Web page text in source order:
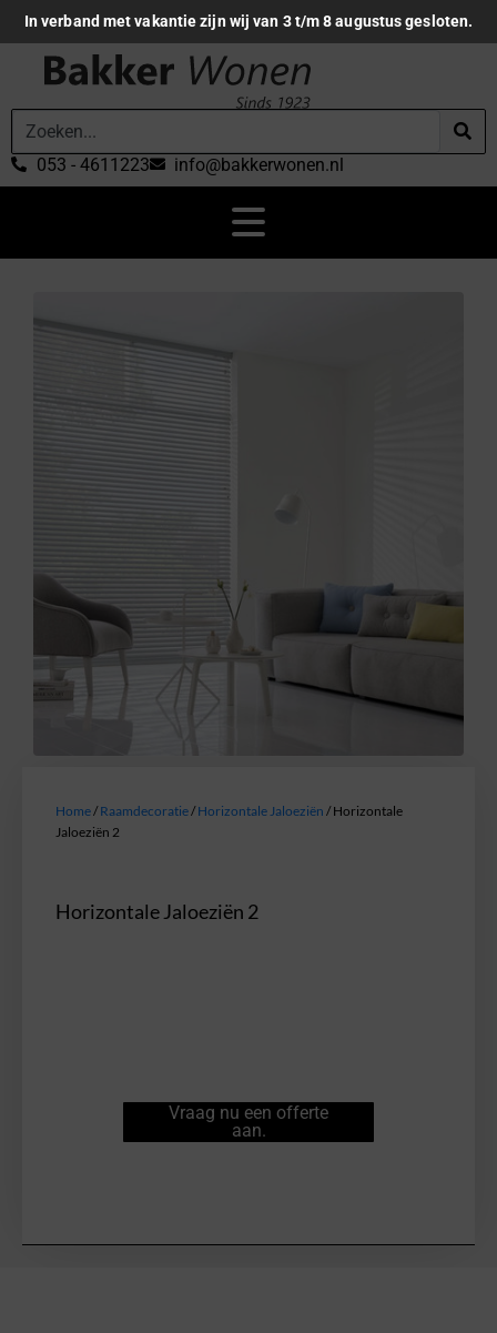
In verband met vakantie zijn wij van 3 t/m 8 augustus gesloten.
053 - 4611223 info@bakkerwonen.nl
Home/Raamdecoratie/Horizontale Jaloeziën / Horizontale
Jaloeziën 2
Horizontale Jaloeziën 2
Vraag nu een offerte
aan.